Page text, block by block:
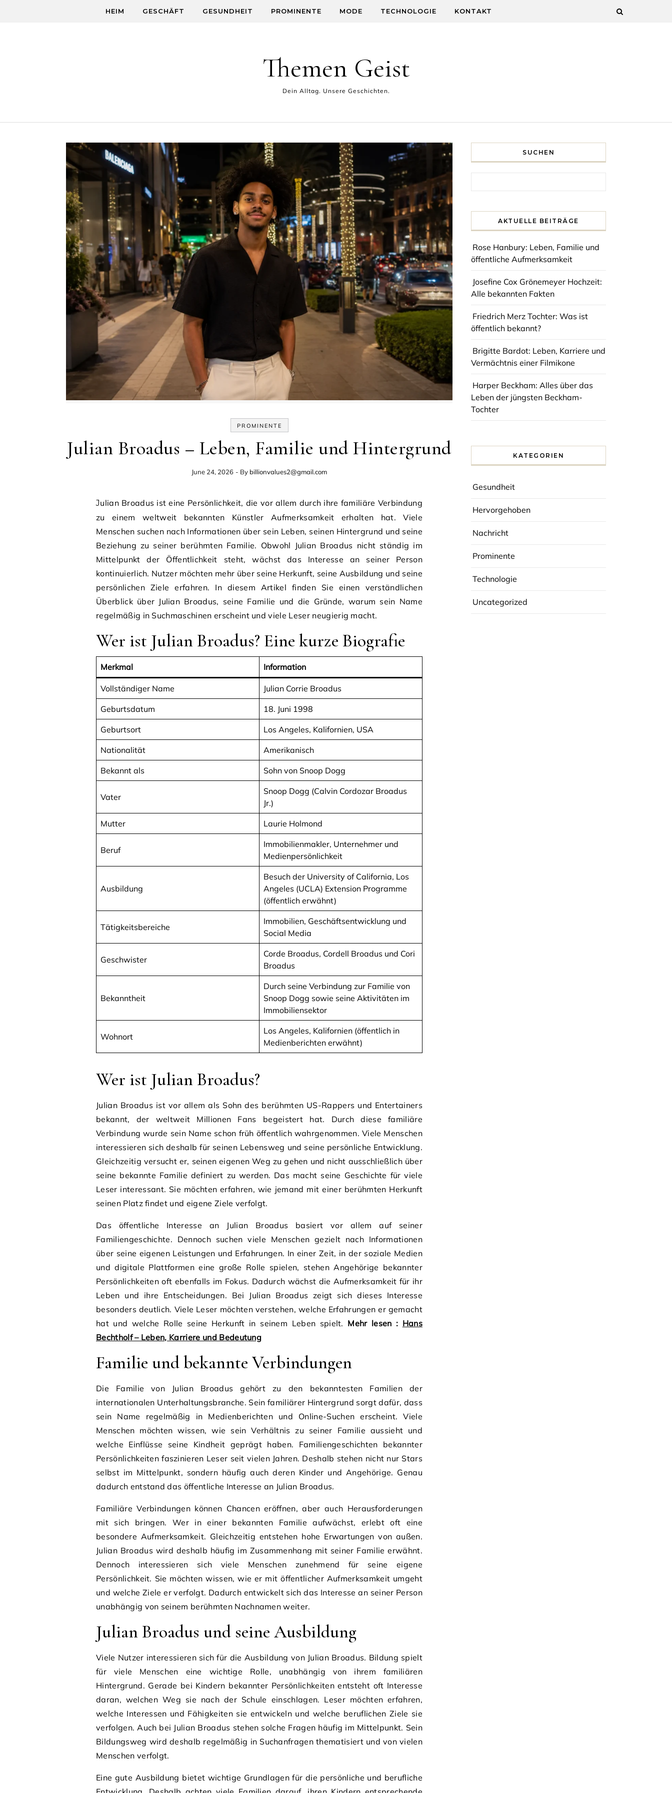
HEIM GESCHÄFT GESUNDHEIT PROMINENTE MODE TECHNOLOGIE KONTAKT
Themen Geist
Dein Alltag. Unsere Geschichten.
PROMINENTE
Julian Broadus – Leben, Familie und Hintergrund
June 24, 2026 - By billionvalues2@gmail.com
Julian Broadus ist eine Persönlichkeit, die vor allem durch ihre familiäre Verbindung
zu einem weltweit bekannten Künstler Aufmerksamkeit erhalten hat. Viele
Menschen suchen nach Informationen über sein Leben, seinen Hintergrund und seine
Beziehung zu seiner berühmten Familie. Obwohl Julian Broadus nicht ständig im
Mittelpunkt der Öffentlichkeit steht, wächst das Interesse an seiner Person
kontinuierlich. Nutzer möchten mehr über seine Herkunft, seine Ausbildung und seine
persönlichen Ziele erfahren. In diesem Artikel finden Sie einen verständlichen
Überblick über Julian Broadus, seine Familie und die Gründe, warum sein Name
regelmäßig in Suchmaschinen erscheint und viele Leser neugierig macht.
Wer ist Julian Broadus? Eine kurze Biografie
Merkmal Information
Vollständiger Name Julian Corrie Broadus
Geburtsdatum 18. Juni 1998
Geburtsort Los Angeles, Kalifornien, USA
Nationalität Amerikanisch
Bekannt als Sohn von Snoop Dogg
Vater
Snoop Dogg (Calvin Cordozar Broadus
Jr.)
Mutter Laurie Holmond
Beruf
Immobilienmakler, Unternehmer und
Medienpersönlichkeit
Ausbildung
Besuch der University of California, Los
Angeles (UCLA) Extension Programme
(öffentlich erwähnt)
Tätigkeitsbereiche
Immobilien, Geschäftsentwicklung und
Social Media
Geschwister
Corde Broadus, Cordell Broadus und Cori
Broadus
Bekanntheit
Durch seine Verbindung zur Familie von
Snoop Dogg sowie seine Aktivitäten im
Immobiliensektor
Wohnort
Los Angeles, Kalifornien (öffentlich in
Medienberichten erwähnt)
Wer ist Julian Broadus?
Julian Broadus ist vor allem als Sohn des berühmten US-Rappers und Entertainers
bekannt, der weltweit Millionen Fans begeistert hat. Durch diese familiäre
Verbindung wurde sein Name schon früh öffentlich wahrgenommen. Viele Menschen
interessieren sich deshalb für seinen Lebensweg und seine persönliche Entwicklung.
Gleichzeitig versucht er, seinen eigenen Weg zu gehen und nicht ausschließlich über
seine bekannte Familie definiert zu werden. Das macht seine Geschichte für viele
Leser interessant. Sie möchten erfahren, wie jemand mit einer berühmten Herkunft
seinen Platz findet und eigene Ziele verfolgt.
Das öffentliche Interesse an Julian Broadus basiert vor allem auf seiner
Familiengeschichte. Dennoch suchen viele Menschen gezielt nach Informationen
über seine eigenen Leistungen und Erfahrungen. In einer Zeit, in der soziale Medien
und digitale Plattformen eine große Rolle spielen, stehen Angehörige bekannter
Persönlichkeiten oft ebenfalls im Fokus. Dadurch wächst die Aufmerksamkeit für ihr
Leben und ihre Entscheidungen. Bei Julian Broadus zeigt sich dieses Interesse
besonders deutlich. Viele Leser möchten verstehen, welche Erfahrungen er gemacht
hat und welche Rolle seine Herkunft in seinem Leben spielt. Mehr lesen : Hans
Bechtholf – Leben, Karriere und Bedeutung
Familie und bekannte Verbindungen
Die Familie von Julian Broadus gehört zu den bekanntesten Familien der
internationalen Unterhaltungsbranche. Sein familiärer Hintergrund sorgt dafür, dass
sein Name regelmäßig in Medienberichten und Online-Suchen erscheint. Viele
Menschen möchten wissen, wie sein Verhältnis zu seiner Familie aussieht und
welche Einflüsse seine Kindheit geprägt haben. Familiengeschichten bekannter
Persönlichkeiten faszinieren Leser seit vielen Jahren. Deshalb stehen nicht nur Stars
selbst im Mittelpunkt, sondern häufig auch deren Kinder und Angehörige. Genau
dadurch entstand das öffentliche Interesse an Julian Broadus.
Familiäre Verbindungen können Chancen eröffnen, aber auch Herausforderungen
mit sich bringen. Wer in einer bekannten Familie aufwächst, erlebt oft eine
besondere Aufmerksamkeit. Gleichzeitig entstehen hohe Erwartungen von außen.
Julian Broadus wird deshalb häufig im Zusammenhang mit seiner Familie erwähnt.
Dennoch interessieren sich viele Menschen zunehmend für seine eigene
Persönlichkeit. Sie möchten wissen, wie er mit öffentlicher Aufmerksamkeit umgeht
und welche Ziele er verfolgt. Dadurch entwickelt sich das Interesse an seiner Person
unabhängig von seinem berühmten Nachnamen weiter.
Julian Broadus und seine Ausbildung
Viele Nutzer interessieren sich für die Ausbildung von Julian Broadus. Bildung spielt
für viele Menschen eine wichtige Rolle, unabhängig von ihrem familiären
Hintergrund. Gerade bei Kindern bekannter Persönlichkeiten entsteht oft Interesse
daran, welchen Weg sie nach der Schule einschlagen. Leser möchten erfahren,
welche Interessen und Fähigkeiten sie entwickeln und welche beruflichen Ziele sie
verfolgen. Auch bei Julian Broadus stehen solche Fragen häufig im Mittelpunkt. Sein
Bildungsweg wird deshalb regelmäßig in Suchanfragen thematisiert und von vielen
Menschen verfolgt.
Eine gute Ausbildung bietet wichtige Grundlagen für die persönliche und berufliche
SUCHEN
AKTUELLE BEITRÄGE
Rose Hanbury: Leben, Familie und
öffentliche Aufmerksamkeit
Josefine Cox Grönemeyer Hochzeit:
Alle bekannten Fakten
Friedrich Merz Tochter: Was ist
öffentlich bekannt?
Brigitte Bardot: Leben, Karriere und
Vermächtnis einer Filmikone
Harper Beckham: Alles über das
Leben der jüngsten Beckham-
Tochter
KATEGORIEN
Gesundheit
Hervorgehoben
Nachricht
Prominente
Technologie
Uncategorized